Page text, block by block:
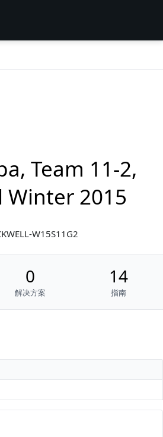
Team 11-2,
Winter 2015
W15S11G2
0
解决方案
14
指南